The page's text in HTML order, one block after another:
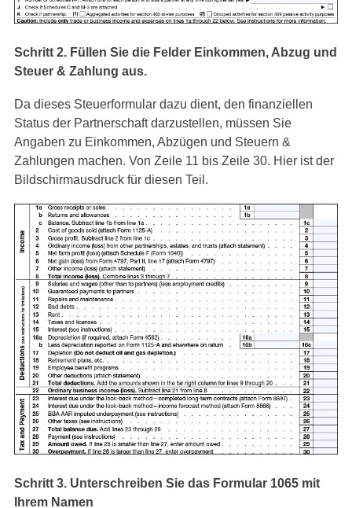
Schritt 2. Füllen Sie die Felder Einkommen, Abzug und
Steuer & Zahlung aus.
Da dieses Steuerformular dazu dient, den finanziellen
Status der Partnerschaft darzustellen, müssen Sie
Angaben zu Einkommen, Abzügen und Steuern &
Zahlungen machen. Von Zeile 11 bis Zeile 30. Hier ist der
Bildschirmausdruck für diesen Teil.
Schritt 3. Unterschreiben Sie das Formular 1065 mit
Ihrem Namen